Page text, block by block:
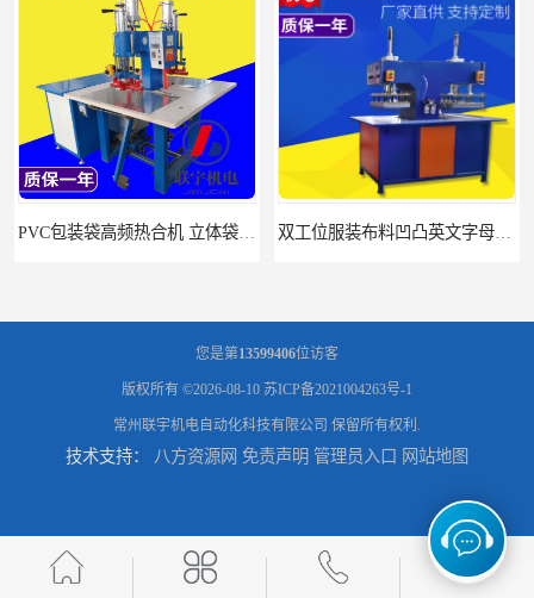
PVC包装袋高频热合机 立体袋焊接机 找联宇生产厂家 双工位服装布料凹凸英文字母压字机找联宇制造厂
汽车坐垫压纹压花机规格 单头大台面凹凸压花机 现货供应 浙江布料凹凸4d压纹机生产厂家 服装凹凸4d压纹植胶机 经济实惠
您是第13599406位访客
版权所有 ©2026-08-10 苏ICP备2021004263号-1
常州联宇机电自动化科技有限公司 保留所有权利.
技术支持： 八方资源网 免责声明 管理员入口 网站地图